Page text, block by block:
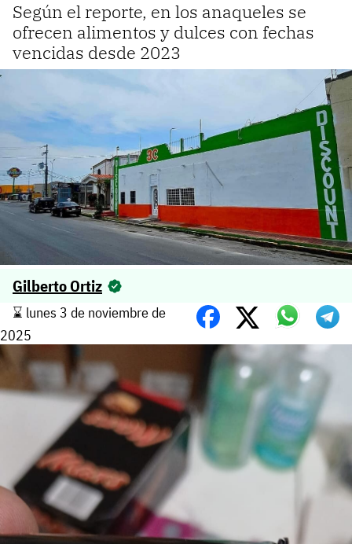
Según el reporte, en los anaqueles se
ofrecen alimentos y dulces con fechas
vencidas desde 2023
Gilberto Ortiz
⌛️ lunes 3 de noviembre de
2025